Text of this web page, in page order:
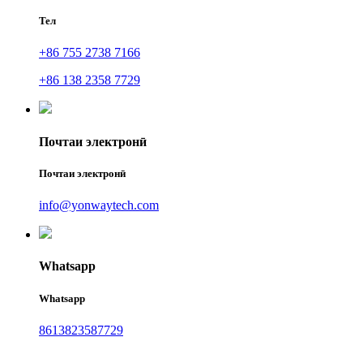
Тел
+86 755 2738 7166
+86 138 2358 7729
Почтаи электронӣ
Почтаи электронӣ
info@yonwaytech.com
Whatsapp
Whatsapp
8613823587729